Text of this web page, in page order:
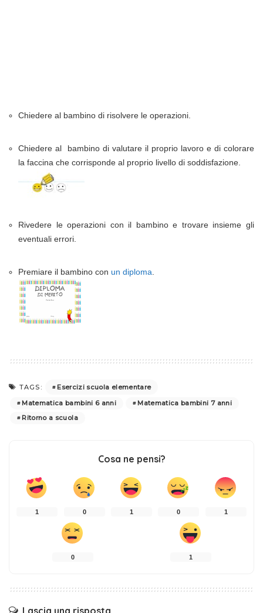
Chiedere al bambino di risolvere le operazioni.
Chiedere al bambino di valutare il proprio lavoro e di colorare
la faccina che corrisponde al proprio livello di soddisfazione.
Rivedere le operazioni con il bambino e trovare insieme gli
eventuali errori.
Premiare il bambino con un diploma
TAGS:
Esercizi scuola elementare
Matematica bambini 6 anni
Matematica bambini 7 anni
Ritorno a scuola
Cosa ne pensi?
1 0 1 0 1
0 1